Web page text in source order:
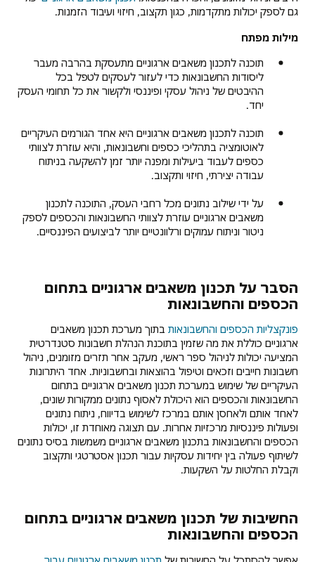
גם לספק יכולות מתקדמות, כגון תקצוב, חיזוי ועיבוד הזמנות.
מילות מפתח
תוכנה לתכנון משאבים ארגוניים מתעסקת בהרבה מעבר
ליסודות החשבונאות כדי לעזור לעסקים לטפל בכל
ההיבטים של ניהול עסקי ופיננסי ולקשור את כל תחומי העסק
יחד.
תוכנה לתכנון משאבים ארגוניים היא אחד הגורמים העיקריים
לאוטומציה בתהליכי כספים וחשבונאות, והיא עוזרת לצוותי
כספים לעבוד ביעילות ומפנה יותר זמן להשקעה בניתוח
עבודה יצירתי, חיזוי ותקצוב.
על ידי שילוב נתונים מכל רחבי העסק, התוכנה לתכנון
משאבים ארגוניים עוזרת לצוותי החשבונאות והכספים לספק
ניטור וניתוח עמוקים ורלוונטיים יותר לביצועים הפיננסיים.
הסבר על תכנון משאבים ארגוניים בתחום
הכספים והחשבונאות
פונקצליות הכספים והחשבונאות בתוך מערכת תכנון משאבים
ארגוניים כוללת את מה שזמין בתוכנת הנהלת חשבונות סטנדרטית
המציעה יכולות לניהול ספר ראשי, מעקב אחר תזרים מזומנים, ניהול
חשבונות חייבים וזכאים וטיפול בהוצאות ובחשבוניות. אחד היתרונות
העיקריים של שימוש במערכת תכנון משאבים ארגוניים בתחום
החשבונאות והכספים הוא היכולת לאסוף נתונים ממקורות שונים,
לאחד אותם ולאחסן אותם במרכז לשימוש בדיווח, ניתוח נתונים
ופעולות פיננסיות מרכזיות אחרות. עם תצוגה מאוחדת זו, יכולות
הכספים והחשבונאות בתכנון משאבים ארגוניים משמשות בסיס נתונים
לשיתוף פעולה בין יחידות עסקיות עבור תכנון אסטרטגי ותקצוב
וקבלת החלטות על השקעות.
החשיבות של תכנון משאבים ארגוניים בתחום
הכספים והחשבונאות